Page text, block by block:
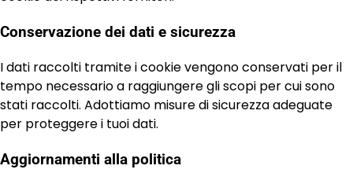
Conservazione dei dati e sicurezza
I dati raccolti tramite i cookie vengono conservati per il
tempo necessario a raggiungere gli scopi per cui sono
stati raccolti. Adottiamo misure di sicurezza adeguate
per proteggere i tuoi dati.
Aggiornamenti alla politica